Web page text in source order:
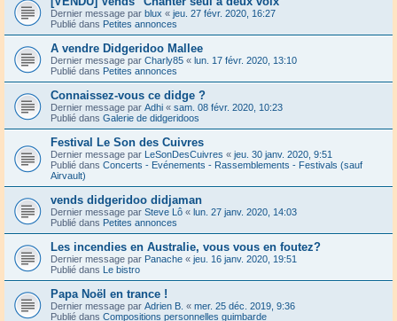
Dernier message par blux « jeu. 27 févr. 2020, 16:27
Publié dans Petites annonces
A vendre Didgeridoo Mallee
Dernier message par Charly85 « lun. 17 févr. 2020, 13:10
Publié dans Petites annonces
Connaissez-vous ce didge ?
Dernier message par Adhi « sam. 08 févr. 2020, 10:23
Publié dans Galerie de didgeridoos
Festival Le Son des Cuivres
Dernier message par LeSonDesCuivres « jeu. 30 janv. 2020, 9:51
Publié dans Concerts - Evénements - Rassemblements - Festivals (sauf
Airvault)
vends didgeridoo didjaman
Dernier message par Steve Lô « lun. 27 janv. 2020, 14:03
Publié dans Petites annonces
Les incendies en Australie, vous vous en foutez?
Dernier message par Panache « jeu. 16 janv. 2020, 19:51
Publié dans Le bistro
Papa Noël en trance !
Dernier message par Adrien B. « mer. 25 déc. 2019, 9:36
Publié dans Compositions personnelles guimbarde